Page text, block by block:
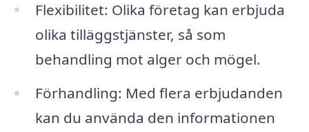
Flexibilitet: Olika företag kan erbjuda
olika tilläggstjänster, så som
behandling mot alger och mögel.
Förhandling: Med flera erbjudanden
kan du använda den informationen